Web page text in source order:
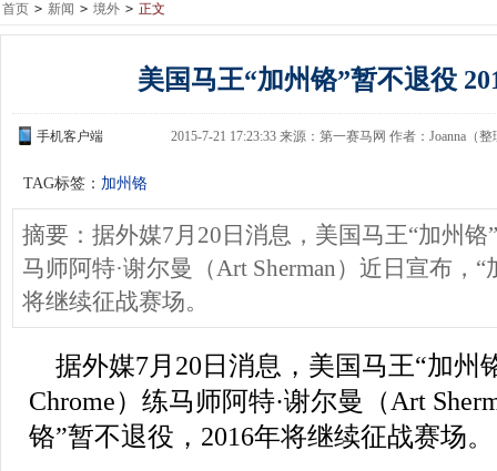
首页 > 新闻 > 境外 > 正文
美国马王“加州铬”暂不退役
手机客户端 2015-7-21 17:23:33 来源：第一赛马网 作者：Joanna（整
TAG标签： 加州铬
摘要：据外媒7月20日消息，美国马王“加州铬
马师阿特·谢尔曼（Art Sherman）近日宣布，
将继续征战赛场。
据外媒7月20日消息，美国马王“加州
Chrome）练马师阿特·谢尔曼（Art
铬”暂不退役，2016年将继续征战赛场。